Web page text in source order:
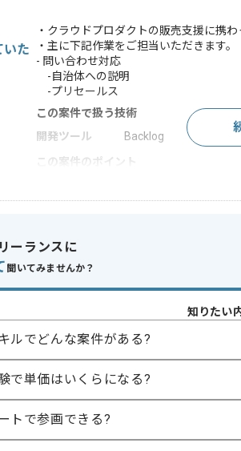
いた
・クラウドプロダクトの販売支援に携
・主に下記作業をご担当いただきます。
- 問い合わせ対応
-自治体への説明
-プリセールス
この案件で扱う技術
開発ツール
Backlog
この案件のポイント
ム
特徴
求めるスキル
スキルに不安がある方へ
上記に似た経験やスキルをお持ちであれば申
ーランスに
聞いてみませんか？
知りたい
ルでどんな案件がある?
で単価はいくらになる?
トで参画できる?